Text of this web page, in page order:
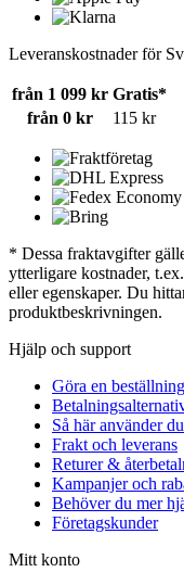
Leveranskostnader för
från 1 099 kr Gratis*
från 0 kr
115 kr
* Dessa fraktavgifter
ytterligare kostnader,
eller egenskaper. Du
produktbeskrivningen.
Hjälp och support
Göra en beställning
Så här använder
Frakt och leverans
Returer &
Kampanjer och
Behöver du mer
Företagskunder
Mitt konto